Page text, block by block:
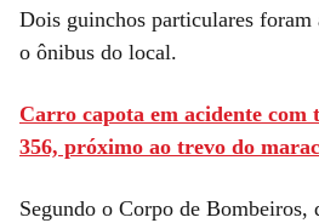
Dois guinchos particulares foram
o ônibus do local.
Carro capota em acidente com
356, próximo ao trevo do
Segundo o Corpo de Bombeiros,